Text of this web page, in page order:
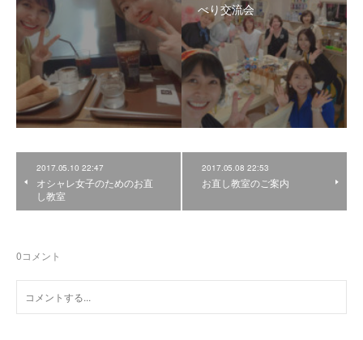
べり交流会
2017.05.10 22:47
オシャレ女子のためのお直
し教室
2017.05.08 22:53
お直し教室のご案内
0コメント